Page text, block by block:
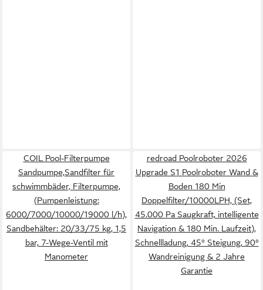
COIL Pool-Filterpumpe
Sandpumpe,Sandfilter für
schwimmbäder, Filterpumpe,
(Pumpenleistung:
6000/7000/10000/19000 l/h),
Sandbehälter: 20/33/75 kg, 1,5
bar, 7-Wege-Ventil mit
Manometer
redroad Poolroboter 2026
Upgrade S1 Poolroboter Wand &
Boden 180 Min
Doppelfilter/10000LPH, (Set,
45.000 Pa Saugkraft, intelligente
Navigation & 180 Min. Laufzeit),
Schnellladung, 45° Steigung, 90°
Wandreinigung & 2 Jahre
Garantie